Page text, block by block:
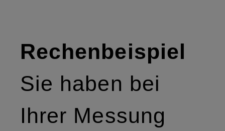
Rechenbeispiel
Sie haben bei
Ihrer Messung